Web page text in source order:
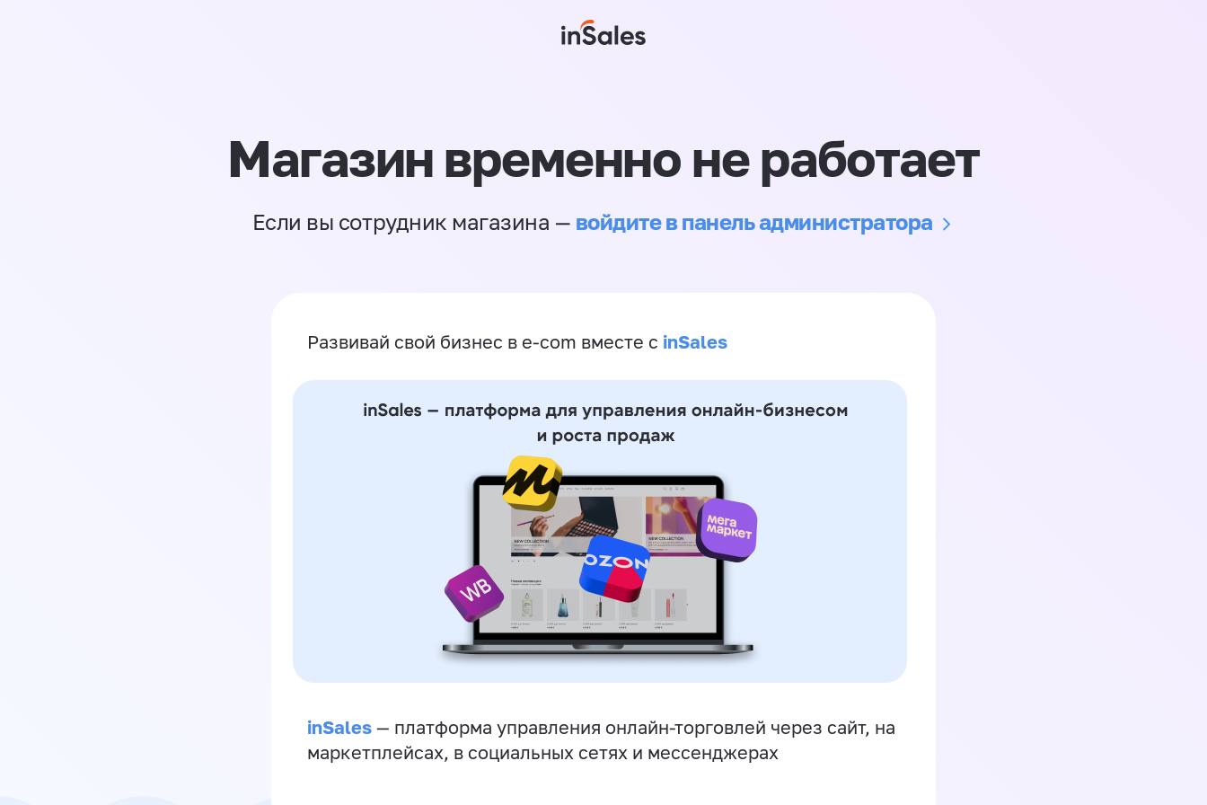
Магазин временно не работает
Если вы сотрудник магазина — войдите в панель администратора
Развивай свой бизнес в e-com вместе с inSales
inSales — платформа управления онлайн-торговлей через сайт, на
маркетплейсах, в социальных сетях и мессенджерах